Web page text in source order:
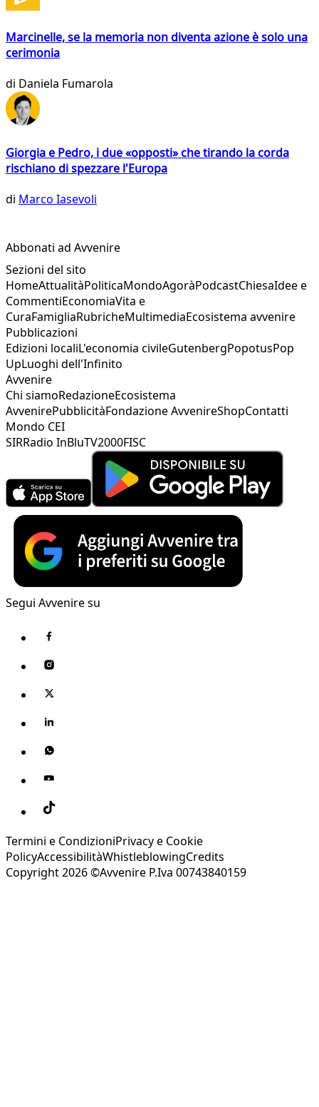
Marcinelle, se la memoria non diventa azione è solo una
cerimonia
di Daniela Fumarola
Giorgia e Pedro, i due «opposti» che tirando la corda
rischiano di spezzare l'Europa
di Marco Iasevoli
Abbonati ad Avvenire
Sezioni del sito
HomeAttualitàPoliticaMondoAgoràPodcastChiesaIdee e
CommentiEconomiaVita e
CuraFamigliaRubricheMultimediaEcosistema avvenire
Pubblicazioni
Edizioni localiL'economia civileGutenbergPopotusPop
UpLuoghi dell'Infinito
Avvenire
Chi siamoRedazioneEcosistema
AvvenirePubblicitàFondazione AvvenireShopContatti
Mondo CEI
SIRRadio InBluTV2000FISC
Segui Avvenire su
Termini e CondizioniPrivacy e Cookie
PolicyAccessibilitàWhistleblowingCredits
Copyright 2026 ©Avvenire P.Iva 00743840159